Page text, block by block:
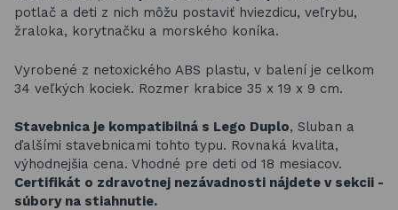
potlač a deti z nich môžu postaviť hviezdicu, veľrybu,
žraloka, korytnačku a morského koníka.
Vyrobené z netoxického ABS plastu, v balení je celkom
34 veľkých kociek. Rozmer krabice 35 x 19 x 9 cm.
Stavebnica je kompatibilná s Lego Duplo, Sluban a
ďalšími stavebnicami tohto typu. Rovnaká kvalita,
výhodnejšia cena. Vhodné pre deti od 18 mesiacov.
Certifikát o zdravotnej nezávadnosti nájdete v sekcii -
súbory na stiahnutie.